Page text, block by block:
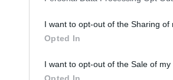
I want to opt-out of the Sharing of
Opted In
I want to opt-out of the Sale of my
Opted In